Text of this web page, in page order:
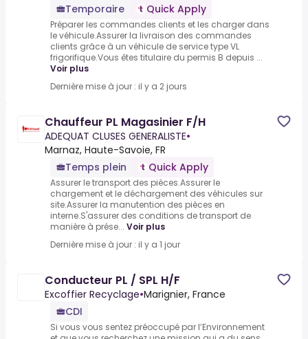
Temporaire
Quick Apply
Préparer les commandes clients et les charger dans
le véhicule.Assurer la livraison des commandes
clients grâce à un véhicule de service type VL
frigorifique.Vous êtes titulaire du permis B depuis ...
Voir plus
Dernière mise à jour : il y a 2 jours
Chauffeur PL Magasinier F/H
ADEQUAT CLUSES GENERALISTE•
Marnaz, Haute-Savoie, FR
Temps plein
Quick Apply
Assurer le transport des pièces.Assurer le
chargement et le déchargement des véhicules sur
site.Assurer la manutention des pièces en
interne.S'assurer des conditions de transport de
manière à prése... Voir plus
Dernière mise à jour : il y a 1 jour
Conducteur PL / SPL H/F
Excoffier Recyclage•Marignier, France
CDI
Si vous vous sentez préoccupé par l’Environnement